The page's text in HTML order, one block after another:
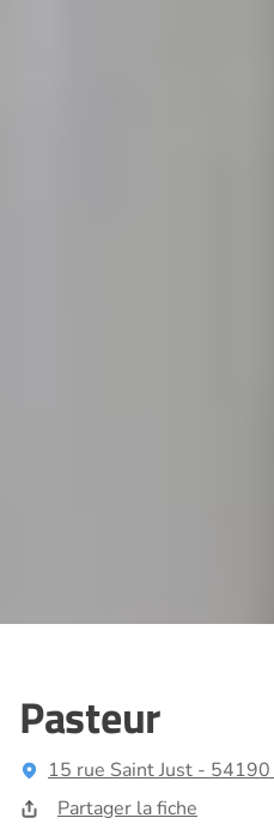
Pasteur
15 rue Saint Just -
Partager la fiche